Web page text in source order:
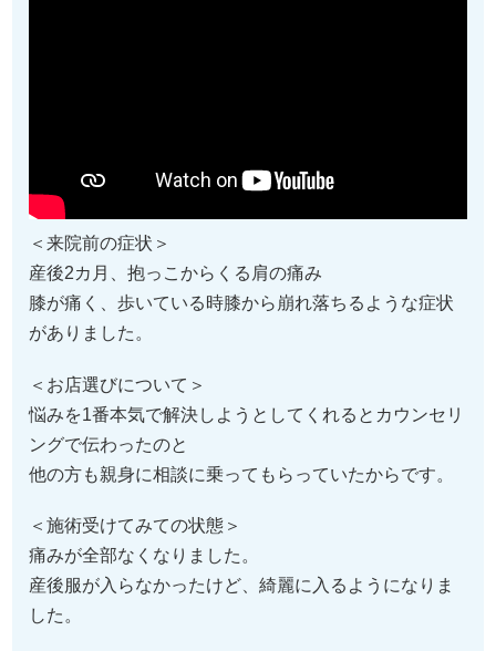
＜来院前の症状＞
産後2カ月、抱っこからくる肩の痛み
膝が痛く、歩いている時膝から崩れ落ちるような症状
がありました。
＜お店選びについて＞
悩みを1番本気で解決しようとしてくれるとカウンセリ
ングで伝わったのと
他の方も親身に相談に乗ってもらっていたからです。
＜施術受けてみての状態＞
痛みが全部なくなりました。
産後服が入らなかったけど、綺麗に入るようになりま
した。